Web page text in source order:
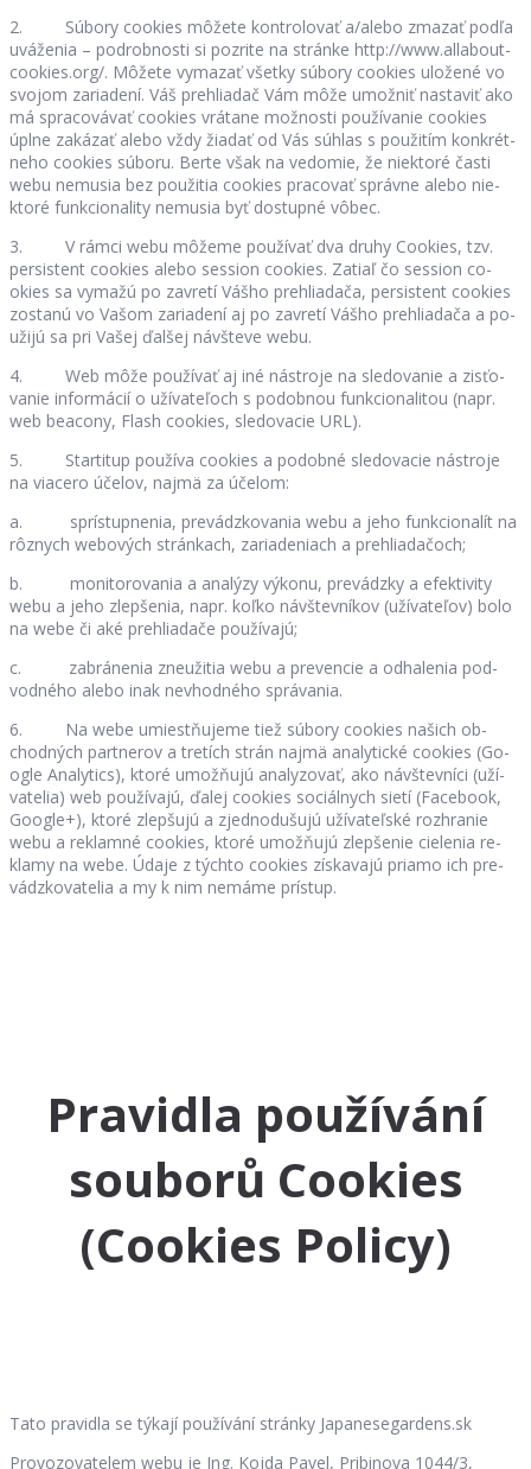
2. Sú­bory co­okies mô­žete kon­tro­lo­vať a/alebo zma­zať podľa
uvá­že­nia – pod­rob­nosti si po­zrite na stránke http://www.al­la­bout­
co­okies.org/. Mô­žete vy­ma­zať všetky sú­bory co­okies ulo­žené vo
svo­jom za­ria­dení. Váš pre­hlia­dač Vám môže umož­niť na­sta­viť ako
má spra­co­vá­vať co­okies vrá­tane mož­nosti po­u­ží­va­nie co­okies
úplne za­ká­zať alebo vždy žia­dať od Vás sú­hlas s po­u­ži­tím kon­krét­
neho co­okies sú­boru. Berte však na ve­do­mie, že nie­ktoré časti
webu ne­mu­sia bez po­u­ži­tia co­okies pra­co­vať správne alebo nie­
ktoré fun­kci­ona­lity ne­mu­sia byť do­stupné vô­bec.
3. V rámci webu mô­žeme po­u­ží­vať dva druhy Co­okies, tzv.
per­sis­tent co­okies alebo ses­sion co­okies. Za­tiaľ čo ses­sion co­
okies sa vy­mažú po za­vretí Vášho pre­hlia­dača, per­sis­tent co­okies
zo­stanú vo Va­šom za­ria­dení aj po za­vretí Vášho pre­hlia­dača a po­
u­žijú sa pri Va­šej ďal­šej náv­števe webu.
4. Web môže po­u­ží­vať aj iné ná­stroje na sle­do­va­nie a zis­ťo­
va­nie in­for­má­cií o uží­va­te­ľoch s po­dob­nou fun­kci­ona­li­tou (napr.
web be­a­cony, Flash co­okies, sle­do­va­cie URL).
5. Star­ti­tup po­u­žíva co­okies a po­dobné sle­do­va­cie ná­stroje
na via­cero úče­lov, najmä za úče­lom:
a. sprí­stup­ne­nia, pre­vádz­ko­va­nia webu a jeho fun­kci­ona­lít na
rôz­nych we­bo­vých strán­kach, za­ria­de­niach a pre­hlia­da­čoch;
b. mo­ni­to­ro­va­nia a ana­lýzy vý­konu, pre­vádzky a efek­ti­vity
webu a jeho zlep­še­nia, napr. koľko náv­štev­ní­kov (uží­va­te­ľov) bolo
na webe či aké pre­hlia­dače po­u­ží­vajú;
c. za­brá­ne­nia zne­uži­tia webu a pre­ven­cie a od­ha­le­nia pod­
vod­ného alebo inak ne­vhod­ného sprá­va­nia.
6. Na webe umiest­ňu­jeme tiež sú­bory co­okies na­šich ob­
chod­ných par­tne­rov a tre­tích strán najmä ana­ly­tické co­okies (Go­
ogle Ana­ly­tics), ktoré umož­ňujú ana­ly­zo­vať, ako náv­štev­níci (uží­
va­te­lia) web po­u­ží­vajú, ďa­lej co­okies so­ciál­nych sietí (Fa­ce­book,
Go­ogle+), ktoré zlep­šujú a zjed­no­du­šujú uží­va­teľ­ské ro­z­hra­nie
webu a re­klamné co­okies, ktoré umož­ňujú zlep­še­nie cie­le­nia re­
klamy na webe. Údaje z týchto co­okies zís­ka­vajú priamo ich pre­
vádz­ko­va­te­lia a my k nim nemáme prí­stup.
Pravidla používání
souborů Cookies
(Cookies Policy)
Tato pravidla se týkají používání stránky Japanesegardens.sk
Provozovatelem webu je Ing. Kojda Pavel, Pribinova 1044/3,